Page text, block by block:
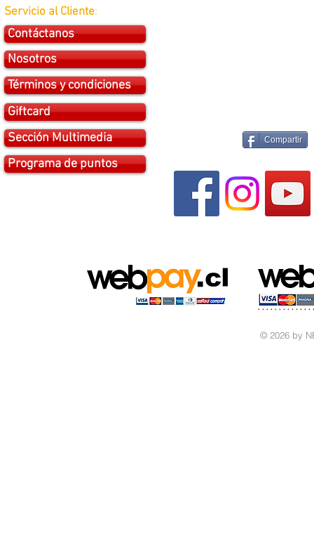
Servicio al Cliente:
Contáctanos
Nosotros
Términos y condiciones
Giftcard
Sección Multimedia
Programa de puntos
Compartir
© 2026 by